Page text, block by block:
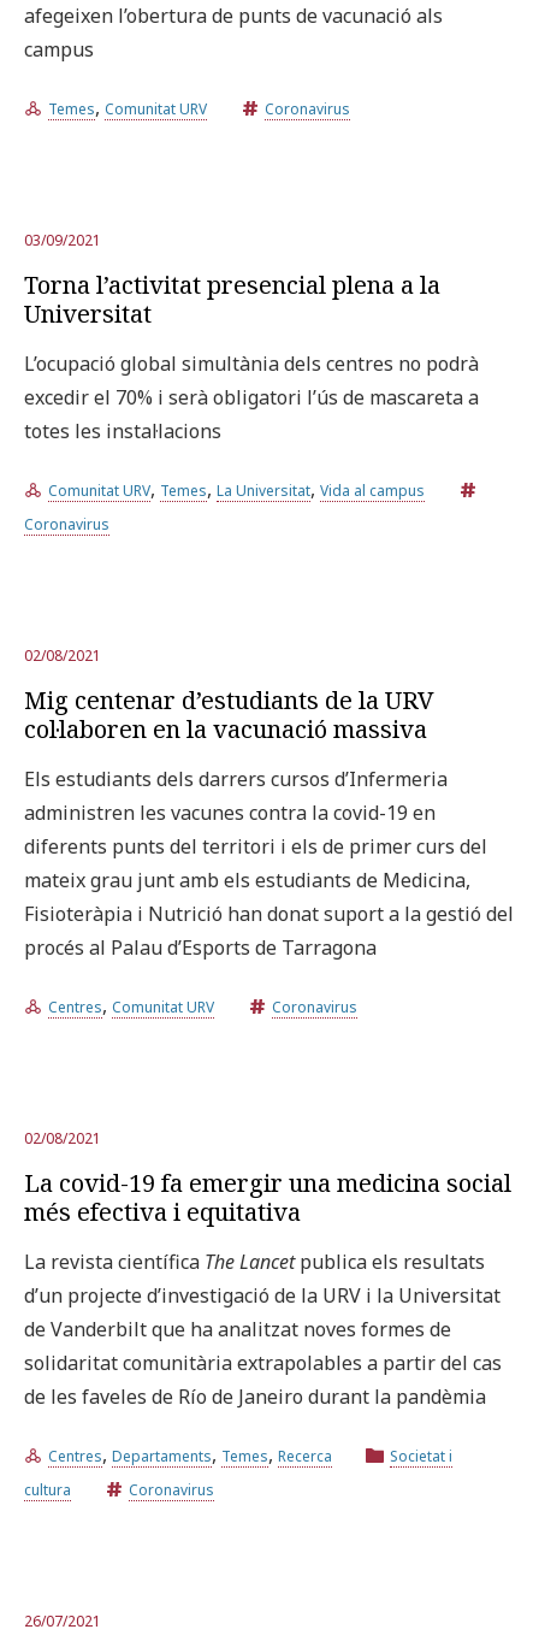
afegeixen l’obertura de punts de vacunació als
campus
Temes, Comunitat URV Coronavirus
03/09/2021
Torna l’activitat presencial plena a la
Universitat
L’ocupació global simultània dels centres no podrà
excedir el 70% i serà obligatori l’ús de mascareta a
totes les instal·lacions
Comunitat URV, Temes, La Universitat, Vida al campus
Coronavirus
02/08/2021
Mig centenar d’estudiants de la URV
col·laboren en la vacunació massiva
Els estudiants dels darrers cursos d’Infermeria
administren les vacunes contra la covid-19 en
diferents punts del territori i els de primer curs del
mateix grau junt amb els estudiants de Medicina,
Fisioteràpia i Nutrició han donat suport a la gestió del
procés al Palau d’Esports de Tarragona
Centres, Comunitat URV Coronavirus
02/08/2021
La covid-19 fa emergir una medicina social
més efectiva i equitativa
La revista científica The Lancetpublica els resultats
d’un projecte d’investigació de la URV i la Universitat
de Vanderbilt que ha analitzat noves formes de
solidaritat comunitària extrapolables a partir del cas
de les faveles de Río de Janeiro durant la pandèmia
Centres, Departaments, Temes, Recerca
Societat i
cultura
Coronavirus
26/07/2021